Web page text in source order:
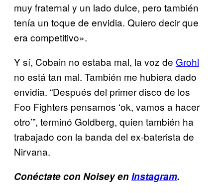
muy fraternal y un lado dulce, pero también
tenía un toque de envidia. Quiero decir que
era competitivo».
Y sí, Cobain no estaba mal, la voz de Grohl
no está tan mal. También me hubiera dado
envidia. “Después del primer disco de los
Foo Fighters pensamos ‘ok, vamos a hacer
otro’”, terminó Goldberg, quien también ha
trabajado con la banda del ex-baterista de
Nirvana.
Conéctate con Noisey enInstagram.